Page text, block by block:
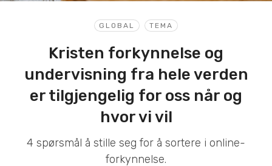
GLOBAL TEMA
Kristen forkynnelse og
undervisning fra hele verden
er tilgjengelig for oss når og
hvor vi vil
4 spørsmål å stille seg for å sortere i online-
forkynnelse.